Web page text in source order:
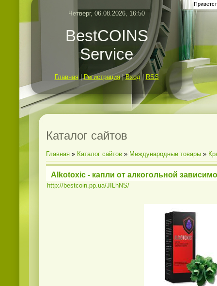
Четверг, 06.08.2026, 16:50
BestCOINS
Service
Главная |Регистрация|Вход| RSS
Каталог сайтов
Главная » Каталог сайтов » Международные товары »
Alkotoxic - капли от алкогольной
http://bestcoin.pp.ua/JILhNS/